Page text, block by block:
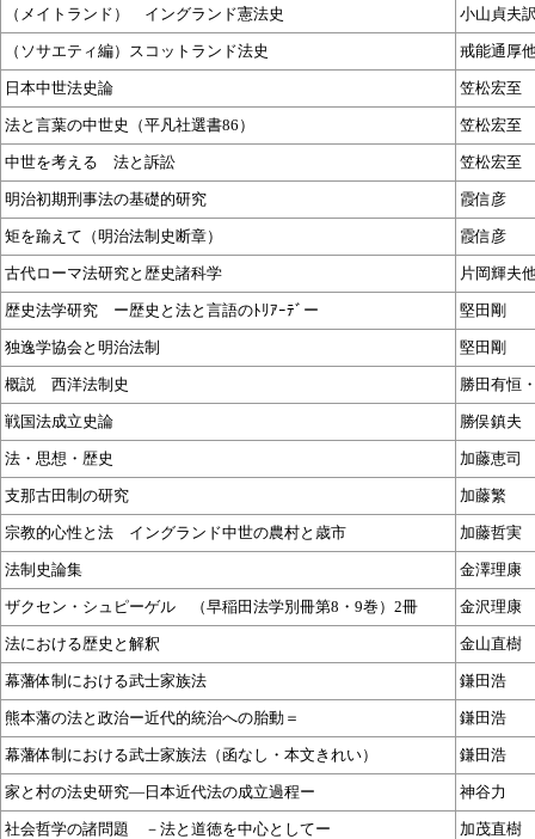
（メイトランド） イングランド憲法史 小山貞夫
（ソサエティ編）スコットランド法史 戒能通厚
日本中世法史論 笠松宏至
法と言葉の中世史（平凡社選書86） 笠松宏至
中世を考える 法と訴訟 笠松宏至
明治初期刑事法の基礎的研究 霞信彦
矩を踰えて（明治法制史断章） 霞信彦
古代ローマ法研究と歴史諸科学 片岡輝夫
歴史法学研究 ー歴史と法と言語のﾄﾘｱｰﾃﾞー 堅田剛
独逸学協会と明治法制 堅田剛
概説 西洋法制史 勝田有恒
戦国法成立史論 勝俣鎮夫
法・思想・歴史 加藤恵司
支那古田制の研究 加藤繁
宗教的心性と法 イングランド中世の農村と歳市 加藤哲実
法制史論集 金澤理康
ザクセン・シュピーゲル （早稲田法学別冊第8・9巻）2冊 金沢理康
法における歴史と解釈 金山直樹
幕藩体制における武士家族法 鎌田浩
熊本藩の法と政治ー近代的統治への胎動＝ 鎌田浩
幕藩体制における武士家族法（函なし・本文きれい） 鎌田浩
家と村の法史研究―日本近代法の成立過程ー 神谷力
社会哲学の諸問題 －法と道徳を中心としてー 加茂直樹